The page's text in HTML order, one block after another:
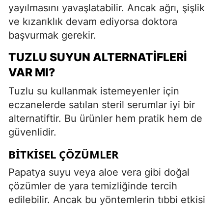
yayılmasını yavaşlatabilir. Ancak ağrı, şişlik
ve kızarıklık devam ediyorsa doktora
başvurmak gerekir.
TUZLU SUYUN ALTERNATIFLERI
VAR MI?
Tuzlu su kullanmak istemeyenler için
eczanelerde satılan steril serumlar iyi bir
alternatiftir. Bu ürünler hem pratik hem de
güvenlidir.
BITKISEL ÇÖZÜMLER
Papatya suyu veya aloe vera gibi doğal
çözümler de yara temizliğinde tercih
edilebilir. Ancak bu yöntemlerin tıbbi etkisi